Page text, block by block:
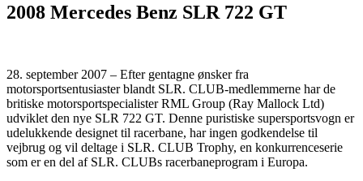
2008 Mercedes Benz SLR 722 GT
28. september 2007 – Efter gentagne ønsker fra
motorsportsentusiaster blandt SLR. CLUB-medlemmerne har de
britiske motorsportspecialister RML Group (Ray Mallock Ltd)
udviklet den nye SLR 722 GT. Denne puristiske supersportsvogn er
udelukkende designet til racerbane, har ingen godkendelse til
vejbrug og vil deltage i SLR. CLUB Trophy, en konkurrenceserie
som er en del af SLR. CLUBs racerbaneprogram i Europa.